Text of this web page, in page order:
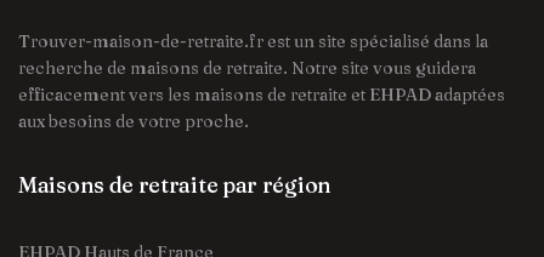
Trouver-maison-de-retraite.fr est un site spécialisé dans la
recherche de maisons de retraite. Notre site vous guidera
efficacement vers les maisons de retraite et EHPAD adaptées
aux besoins de votre proche.
Maisons de retraite par région
EHPAD Hauts de France